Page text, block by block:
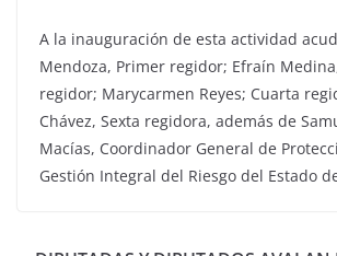
A la inauguración de esta actividad
Mendoza, Primer regidor; Efraín
regidor; Marycarmen Reyes; Cuarta
Chávez, Sexta regidora, además de
Macías, Coordinador General de
Gestión Integral del Riesgo del Estado